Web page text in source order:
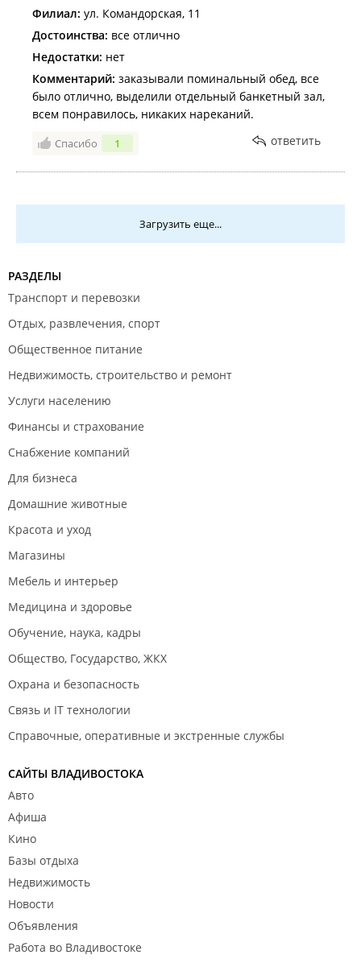
Филиал: ул. Командорская, 11
Достоинства: все отлично
Недостатки: нет
Комментарий: заказывали поминальный обед, все
было отлично, выделили отдельный банкетный зал,
всем понравилось, никаких нареканий.
Спасибо 1 ответить
Загрузить еще...
РАЗДЕЛЫ
Транспорт и перевозки
Отдых, развлечения, спорт
Общественное питание
Недвижимость, строительство и ремонт
Услуги населению
Финансы и страхование
Снабжение компаний
Для бизнеса
Домашние животные
Красота и уход
Магазины
Мебель и интерьер
Медицина и здоровье
Обучение, наука, кадры
Общество, Государство, ЖКХ
Охрана и безопасность
Связь и IT технологии
Справочные, оперативные и экстренные службы
САЙТЫ ВЛАДИВОСТОКА
Авто
Афиша
Кино
Базы отдыха
Недвижимость
Новости
Объявления
Работа во Владивостоке